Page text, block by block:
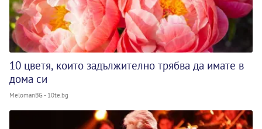
10 цветя, които задължително трябва да имате в
дома си
MelomanBG - 10te.bg